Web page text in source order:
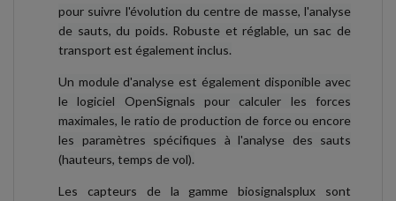
pour suivre l'évolution du centre de masse, l'analyse
de sauts, du poids. Robuste et réglable, un sac de
transport est également inclus.
Un module d'analyse est également disponible avec
le logiciel OpenSignals pour calculer les forces
maximales, le ratio de production de force ou encore
les paramètres spécifiques à l'analyse des sauts
(hauteurs, temps de vol).
Les capteurs de la gamme biosignalsplux sont